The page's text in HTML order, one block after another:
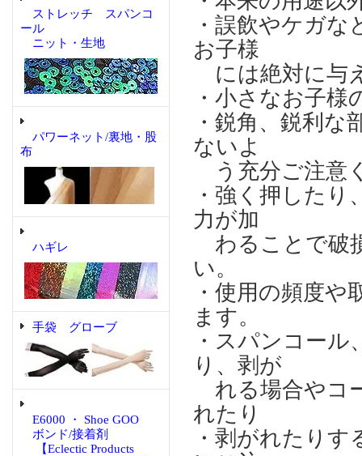
ストレッチ スパンコ
ール
ニット・生地
パワーネット/裏地・股
布
ハギレ
手袋 グローブ
E6000 ・ Shoe GOO
ボンド/接着剤
【Eclectic Products
・誤飲やケガ
お子様
には絶対に与
・小さなお子
・鋭角、鋭利
ないよ
う充分ご注意
・強く押した
力が加
わることで破
い。
・使用の頻度
ます。
・スパンコー
り、剥が
れる場合やコ
れたり
・剥がれたり